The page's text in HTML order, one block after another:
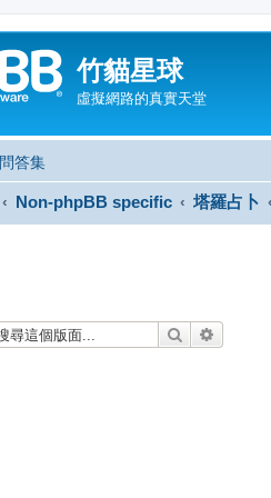
竹貓星球
虛擬網路的真實天堂
問答集
Non-phpBB specific 塔羅占卜
搜尋